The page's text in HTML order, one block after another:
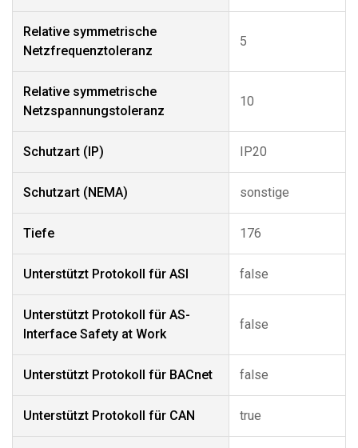
Relative symmetrische
Netzfrequenztoleranz
5
Relative symmetrische
Netzspannungstoleranz
10
Schutzart (IP) IP20
Schutzart (NEMA) sonstige
Tiefe 176
Unterstützt Protokoll für ASI false
Unterstützt Protokoll für AS-
Interface Safety at Work
false
Unterstützt Protokoll für BACnet false
Unterstützt Protokoll für CAN true